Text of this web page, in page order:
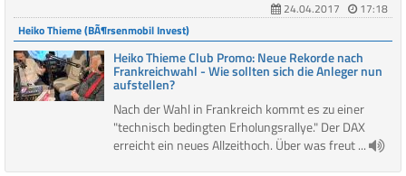
24.04.2017
17:18
Heiko Thieme (BÃ¶rsenmobil Invest)
Heiko Thieme Club Promo: Neue Rekorde nach
Frankreichwahl - Wie sollten sich die Anleger nun
aufstellen?
Nach der Wahl in Frankreich kommt es zu einer
"technisch bedingten Erholungsrallye." Der DAX
erreicht ein neues Allzeithoch. Über was freut ...